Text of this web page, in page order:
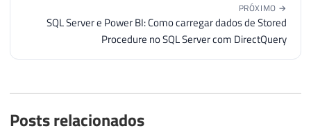
PRÓXIMO →
SQL Server e Power BI: Como carregar dados de Stored
Procedure no SQL Server com DirectQuery
Posts relacionados